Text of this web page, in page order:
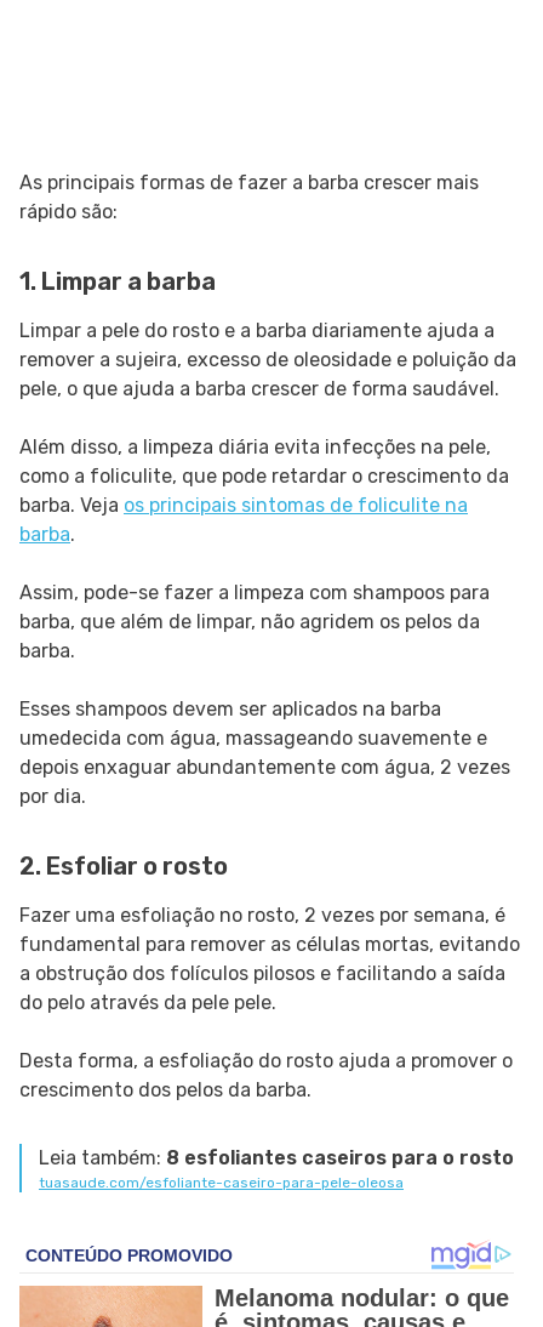
As principais formas de fazer a barba crescer mais
rápido são:
1. Limpar a barba
Limpar a pele do rosto e a barba diariamente ajuda a
remover a sujeira, excesso de oleosidade e poluição da
pele, o que ajuda a barba crescer de forma saudável.
Além disso, a limpeza diária evita infecções na pele,
como a foliculite, que pode retardar o crescimento da
barba. Veja os principais sintomas de foliculite na
barba.
Assim, pode-se fazer a limpeza com shampoos para
barba, que além de limpar, não agridem os pelos da
barba.
Esses shampoos devem ser aplicados na barba
umedecida com água, massageando suavemente e
depois enxaguar abundantemente com água, 2 vezes
por dia.
2. Esfoliar o rosto
Fazer uma esfoliação no rosto, 2 vezes por semana, é
fundamental para remover as células mortas, evitando
a obstrução dos folículos pilosos e facilitando a saída
do pelo através da pele pele.
Desta forma, a esfoliação do rosto ajuda a promover o
crescimento dos pelos da barba.
Leia também: 8 esfoliantes caseiros para o rosto
tuasaude.com/esfoliante-caseiro-para-pele-oleosa